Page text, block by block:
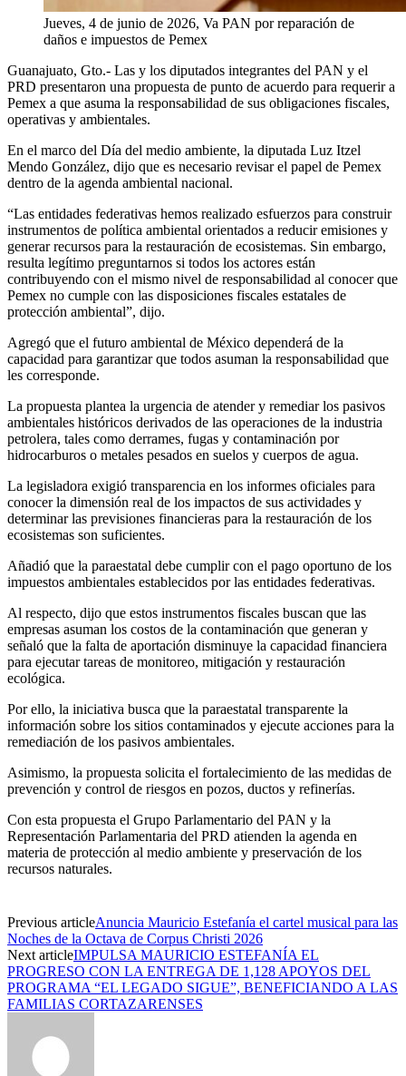
Jueves, 4 de junio de 2026, Va PAN por reparación de
daños e impuestos de Pemex
Guanajuato, Gto.- Las y los diputados integrantes del PAN y el
PRD presentaron una propuesta de punto de acuerdo para requerir a
Pemex a que asuma la responsabilidad de sus obligaciones fiscales,
operativas y ambientales.
En el marco del Día del medio ambiente, la diputada Luz Itzel
Mendo González, dijo que es necesario revisar el papel de Pemex
dentro de la agenda ambiental nacional.
“Las entidades federativas hemos realizado esfuerzos para construir
instrumentos de política ambiental orientados a reducir emisiones y
generar recursos para la restauración de ecosistemas. Sin embargo,
resulta legítimo preguntarnos si todos los actores están
contribuyendo con el mismo nivel de responsabilidad al conocer que
Pemex no cumple con las disposiciones fiscales estatales de
protección ambiental”, dijo.
Agregó que el futuro ambiental de México dependerá de la
capacidad para garantizar que todos asuman la responsabilidad que
les corresponde.
La propuesta plantea la urgencia de atender y remediar los pasivos
ambientales históricos derivados de las operaciones de la industria
petrolera, tales como derrames, fugas y contaminación por
hidrocarburos o metales pesados en suelos y cuerpos de agua.
La legisladora exigió transparencia en los informes oficiales para
conocer la dimensión real de los impactos de sus actividades y
determinar las previsiones financieras para la restauración de los
ecosistemas son suficientes.
Añadió que la paraestatal debe cumplir con el pago oportuno de los
impuestos ambientales establecidos por las entidades federativas.
Al respecto, dijo que estos instrumentos fiscales buscan que las
empresas asuman los costos de la contaminación que generan y
señaló que la falta de aportación disminuye la capacidad financiera
para ejecutar tareas de monitoreo, mitigación y restauración
ecológica.
Por ello, la iniciativa busca que la paraestatal transparente la
información sobre los sitios contaminados y ejecute acciones para la
remediación de los pasivos ambientales.
Asimismo, la propuesta solicita el fortalecimiento de las medidas de
prevención y control de riesgos en pozos, ductos y refinerías.
Con esta propuesta el Grupo Parlamentario del PAN y la
Representación Parlamentaria del PRD atienden la agenda en
materia de protección al medio ambiente y preservación de los
recursos naturales.
Previous articleAnuncia Mauricio Estefanía el cartel musical para las
Noches de la Octava de Corpus Christi 2026
Next articleIMPULSA MAURICIO ESTEFANÍA EL
PROGRESO CON LA ENTREGA DE 1,128 APOYOS DEL
PROGRAMA “EL LEGADO SIGUE”, BENEFICIANDO A LAS
FAMILIAS CORTAZARENSES